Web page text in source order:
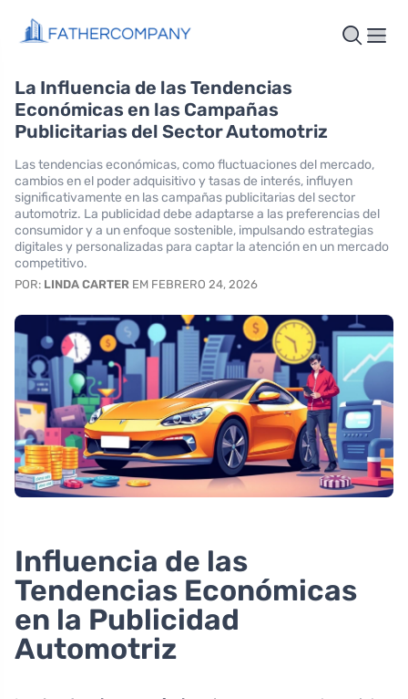
La Influencia de las Tendencias
Económicas en las Campañas
Publicitarias del Sector Automotriz
Las tendencias económicas, como fluctuaciones del mercado,
cambios en el poder adquisitivo y tasas de interés, influyen
significativamente en las campañas publicitarias del sector
automotriz. La publicidad debe adaptarse a las preferencias del
consumidor y a un enfoque sostenible, impulsando estrategias
digitales y personalizadas para captar la atención en un mercado
competitivo.
POR: LINDA CARTER EM FEBRERO 24, 2026
Influencia de las
Tendencias Económicas
en la Publicidad
Automotriz